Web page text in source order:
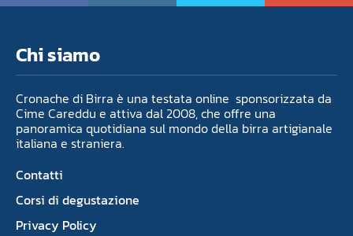
Chi siamo
Cronache di Birra è una testata online sponsorizzata da
Cime Careddu e attiva dal 2008, che offre una
panoramica quotidiana sul mondo della birra artigianale
italiana e straniera.
Contatti
Corsi di degustazione
Privacy Policy